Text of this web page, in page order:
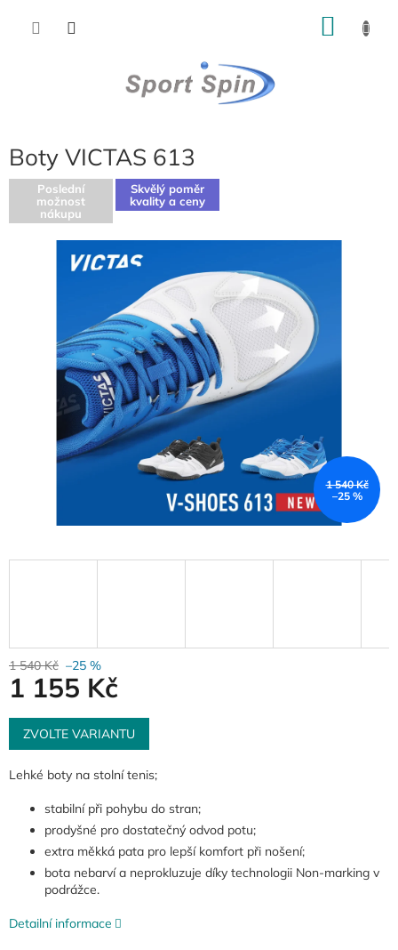
Boty VICTAS 613
Poslední
možnost
nákupu
Skvělý poměr
kvality a ceny
1 540 Kč
–25 %
1 540 Kč –25 %
1 155 Kč
Měrná
cena:
ZVOLTE VARIANTU
Lehké boty na stolní tenis;
stabilní při pohybu do stran;
prodyšné pro dostatečný odvod potu;
extra měkká pata pro lepší komfort při nošení;
bota nebarví a neprokluzuje díky technologii Non-marking v
podrážce.
Detailní informace